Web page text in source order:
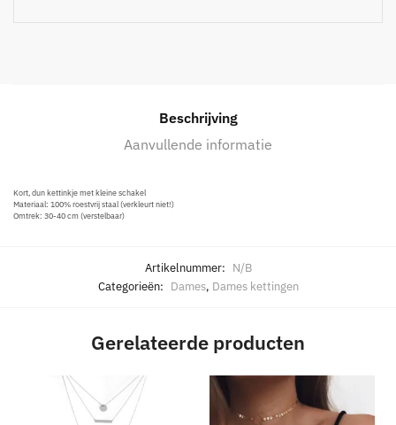
Beschrijving
Aanvullende informatie
Kort, dun kettinkje met kleine schakel
Materiaal: 100% roestvrij staal (verkleurt niet!)
Omtrek: 30-40 cm (verstelbaar)
Artikelnummer: N/B
Categorieën: Dames, Dames kettingen
Gerelateerde producten